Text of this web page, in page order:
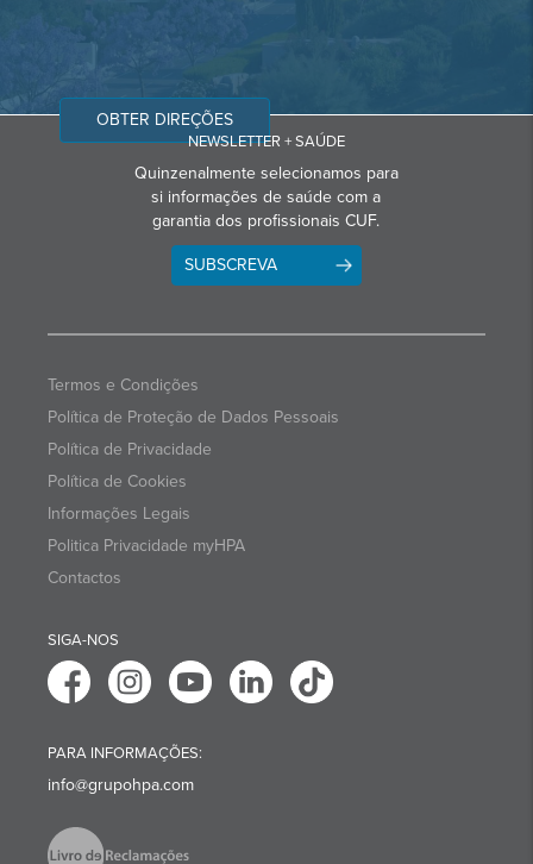
OBTER DIREÇÕES
NEWSLETTER + SAÚDE
Quinzenalmente selecionamos para
si informações de saúde com a
garantia dos profissionais CUF.
SUBSCREVA
Termos e Condições
Política de Proteção de Dados Pessoais
Política de Privacidade
Política de Cookies
Informações Legais
Politica Privacidade myHPA
Contactos
SIGA-NOS
PARA INFORMAÇÕES:
info@grupohpa.com